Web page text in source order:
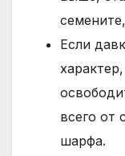
Если
всего от
шарфа.